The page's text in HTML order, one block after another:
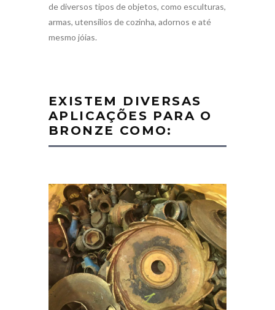
de diversos tipos de objetos, como esculturas,
armas, utensílios de cozinha, adornos e até
mesmo jóias.
EXISTEM DIVERSAS
APLICAÇÕES PARA O
BRONZE COMO: